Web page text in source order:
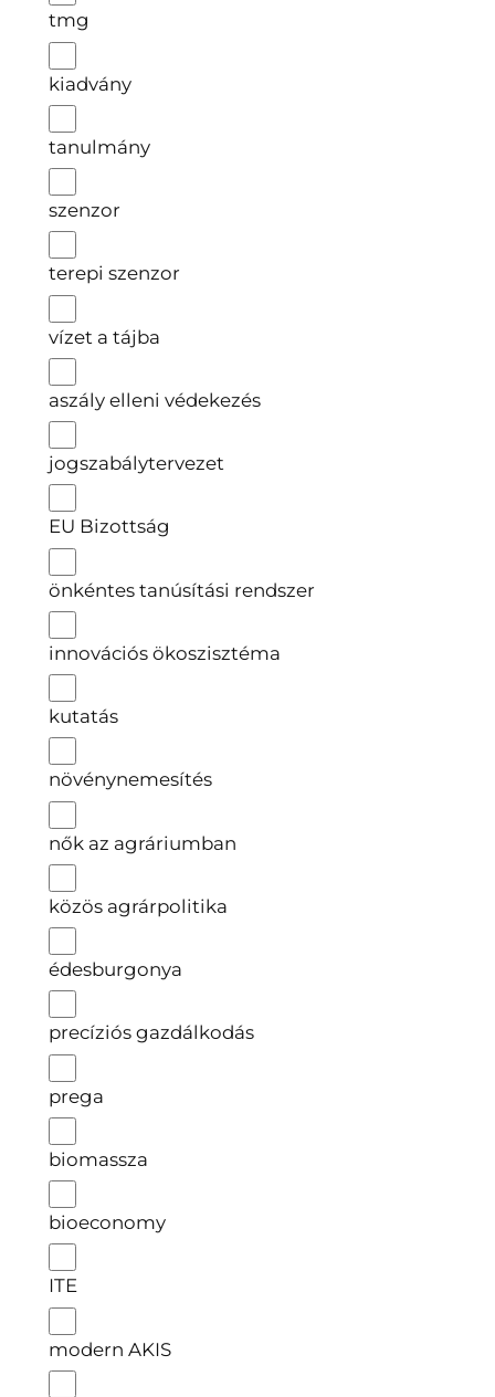
tmg
kiadvány
tanulmány
szenzor
terepi szenzor
vízet a tájba
aszály elleni védekezés
jogszabálytervezet
EU Bizottság
önkéntes tanúsítási rendszer
innovációs ökoszisztéma
kutatás
növénynemesítés
nők az agráriumban
közös agrárpolitika
édesburgonya
precíziós gazdálkodás
prega
biomassza
bioeconomy
ITE
modern AKIS